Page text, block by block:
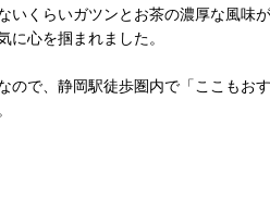
いくらいガツンとお茶の濃厚な風味
心を掴まれました。
ので、静岡駅徒歩圏内で「ここも